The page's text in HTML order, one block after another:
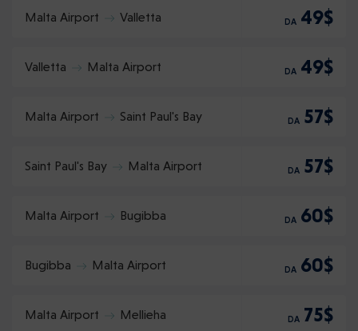
Malta Airport Valletta DA 49$
Valletta Malta Airport DA 49$
Malta Airport Saint Paul's Bay DA 57$
Saint Paul's Bay Malta Airport DA 57$
Malta Airport Bugibba DA 60$
Bugibba Malta Airport DA 60$
Malta Airport Mellieha DA 75$